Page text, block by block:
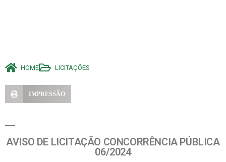
HOME LICITAÇÕES
IMPRESSÃO
AVISO DE LICITAÇÃO CONCORRÊNCIA PÚBLICA
06/2024